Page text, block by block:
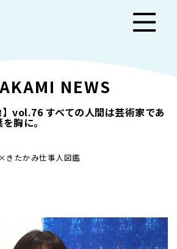
NEWS
】vol.76 すべての人間は芸術家であ
胸に。
きたかみ仕事人図鑑